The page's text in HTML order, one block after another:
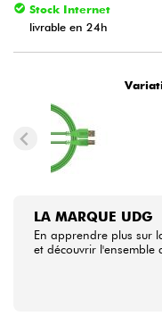
Violons & Quatuor
Eveil Musical
Câbles & Access.
Packs
Stock Internet
livrable en 24h
LA MARQUE UDG
En apprendre plus sur
et découvrir l'ensemble